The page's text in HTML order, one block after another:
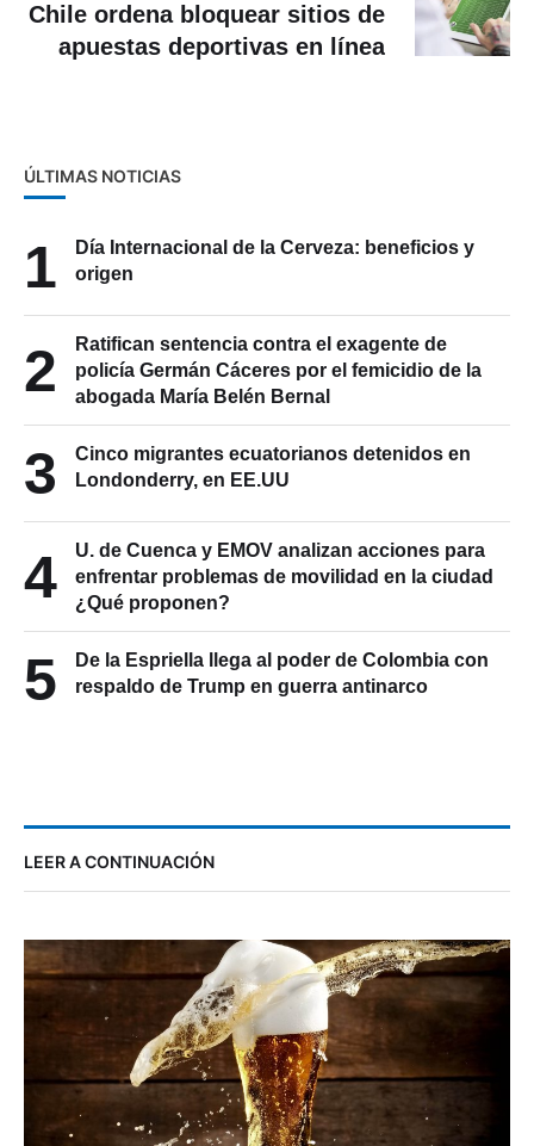
Chile ordena bloquear sitios de
apuestas deportivas en línea
ÚLTIMAS NOTICIAS
1
Día Internacional de la Cerveza: beneficios y
origen
2
Ratifican sentencia contra el exagente de
policía Germán Cáceres por el femicidio de la
abogada María Belén Bernal
3
Cinco migrantes ecuatorianos detenidos en
Londonderry, en EE.UU
4
U. de Cuenca y EMOV analizan acciones para
enfrentar problemas de movilidad en la ciudad
¿Qué proponen?
5
De la Espriella llega al poder de Colombia con
respaldo de Trump en guerra antinarco
LEER A CONTINUACIÓN